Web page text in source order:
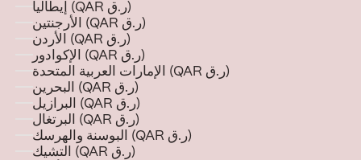
إيطاليا (QAR ر.ق)
الأرجنتين (QAR ر.ق)
الأردن (QAR ر.ق)
الإكوادور (QAR ر.ق)
الإمارات العربية المتحدة (QAR ر.ق)
البحرين (QAR ر.ق)
البرازيل (QAR ر.ق)
البرتغال (QAR ر.ق)
البوسنة والهرسك (QAR ر.ق)
التشيك (QAR ر.ق)